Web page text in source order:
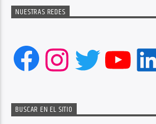
NUESTRAS REDES
Facebook
Instagram
Twitter
BUSCAR EN EL SITIO